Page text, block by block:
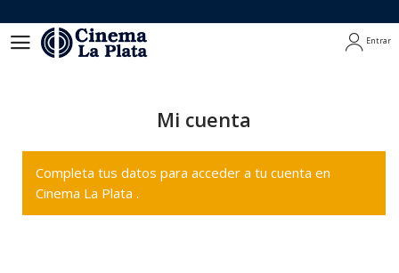
Entrar
Mi cuenta
Completa tus datos para acceder a tu cuenta en
Cinema La Plata .